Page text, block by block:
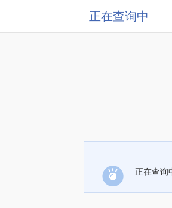
正在查询中
正在查询